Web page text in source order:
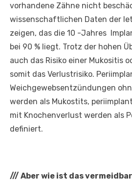
vorhandene Zähne nicht
wissenschaftlichen Daten der
zeigen, das die 10 -Jahres
bei 90 % liegt. Trotz der hohen
auch das Risiko einer Mukositis
somit das Verlustrisiko.
Weichgewebsentzündungen
werden als Mukostits,
mit Knochenverlust werden als
definiert.
/// Aber wie ist das